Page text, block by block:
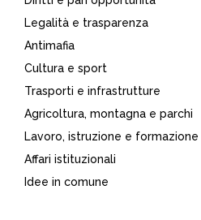
Legalità e trasparenza
Antimafia
Cultura e sport
Trasporti e infrastrutture
Agricoltura, montagna e parchi
Lavoro, istruzione e formazione
Affari istituzionali
Idee in comune